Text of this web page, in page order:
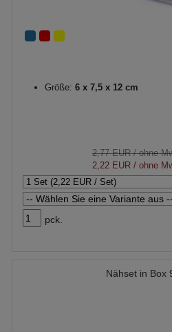
Größe: 6 x 7,5 x 12 cm
2,77 EUR/ ohne
2,22 EUR / ohne
pck.
Nähset in Box